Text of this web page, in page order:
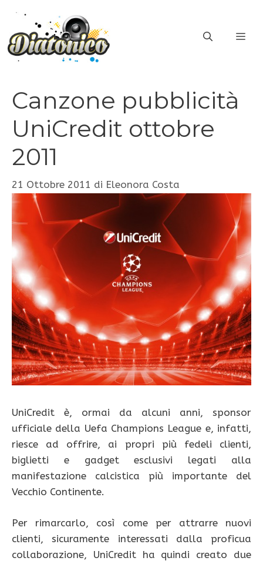
contenuto
Canzone pubblicità
UniCredit ottobre
2011
21 Ottobre 2011 di Eleonora Costa
UniCredit è, ormai da alcuni anni, sponsor
ufficiale della Uefa Champions League e, infatti,
riesce ad offrire, ai propri più fedeli clienti,
biglietti e gadget esclusivi legati alla
manifestazione calcistica più importante del
Vecchio Continente.
Per rimarcarlo, così come per attrarre nuovi
clienti, sicuramente interessati dalla proficua
collaborazione, UniCredit ha quindi creato due